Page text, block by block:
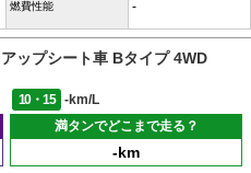
燃費性能 -
ップシート車 Bタイプ 4WD
10・15
-km/L
満タンでどこまで走る？
-km